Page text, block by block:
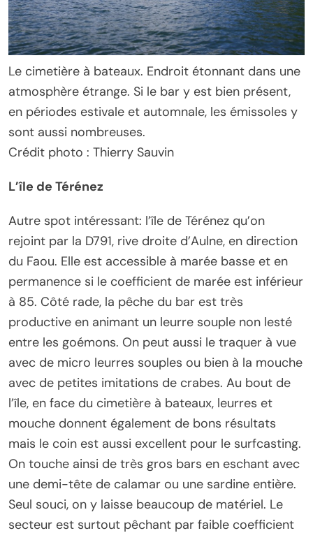
Le cimetière à bateaux. Endroit étonnant dans une
atmosphère étrange. Si le bar y est bien présent,
en périodes estivale et automnale, les émissoles y
sont aussi nombreuses.
Crédit photo : Thierry Sauvin
L’île de Térénez
Autre spot intéressant: l’île de Térénez qu’on
rejoint par la D791, rive droite d’Aulne, en direction
du Faou. Elle est accessible à marée basse et en
permanence si le coefficient de marée est inférieur
à 85. Côté rade, la pêche du bar est très
productive en animant un leurre souple non lesté
entre les goémons. On peut aussi le traquer à vue
avec de micro leurres souples ou bien à la mouche
avec de petites imitations de crabes. Au bout de
l’île, en face du cimetière à bateaux, leurres et
mouche donnent également de bons résultats
mais le coin est aussi excellent pour le surfcasting.
On touche ainsi de très gros bars en eschant avec
une demi-tête de calamar ou une sardine entière.
Seul souci, on y laisse beaucoup de matériel. Le
secteur est surtout pêchant par faible coefficient